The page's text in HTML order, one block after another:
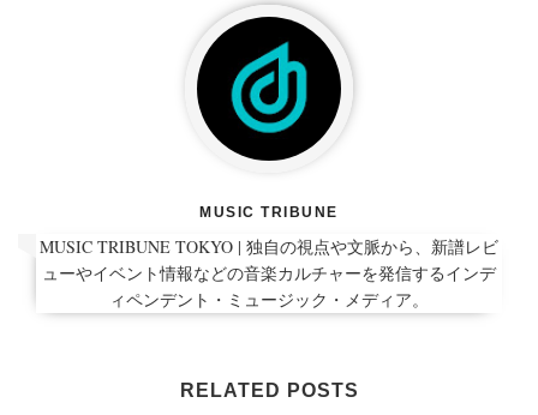
MUSIC TRIBUNE
MUSIC TRIBUNE TOKYO | 独自の視点や文脈から、新譜レビ
ューやイベント情報などの音楽カルチャーを発信するインデ
ィペンデント・ミュージック・メディア。
RELATED POSTS